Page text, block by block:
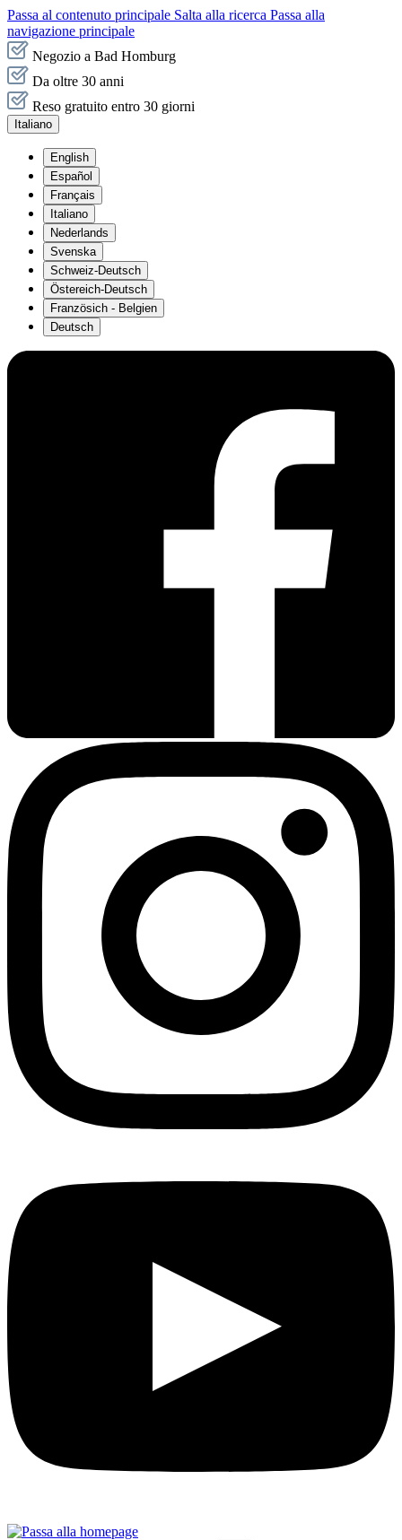
Passa al contenuto principale Salta alla ricerca Passa alla
navigazione principale
Negozio a Bad Homburg
Da oltre 30 anni
Reso gratuito entro 30 giorni
Italiano
English
Español
Français
Italiano
Nederlands
Svenska
Schweiz-Deutsch
Östereich-Deutsch
Französich - Belgien
Deutsch